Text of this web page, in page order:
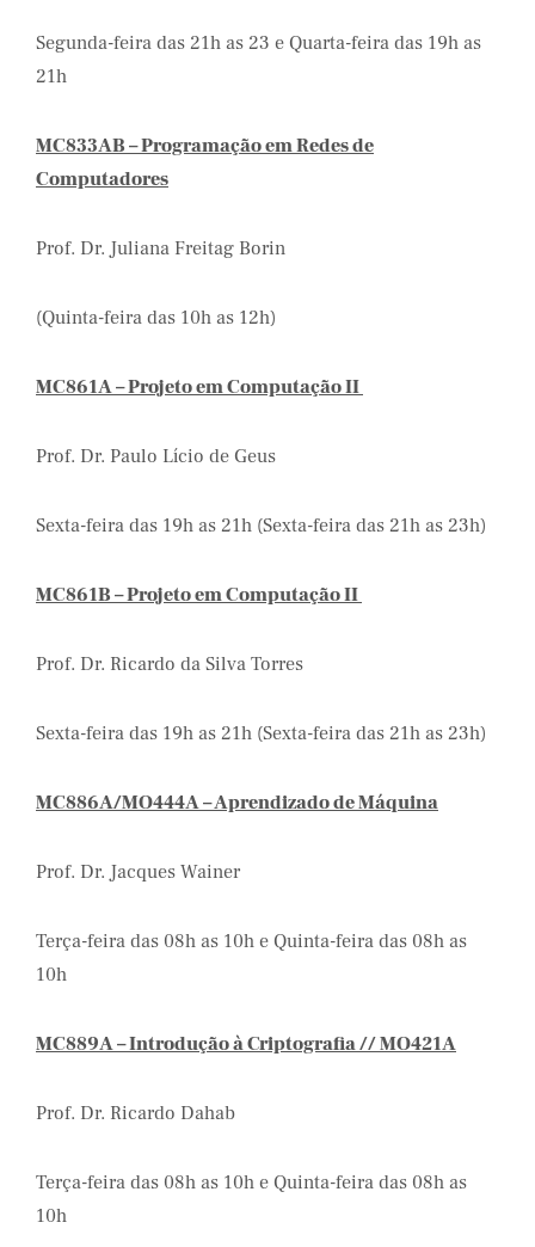
Segunda-feira das 21h as 23 e Quarta-feira das 19h as
21h
MC833AB – Programação em Redes de
Computadores
Prof. Dr. Juliana Freitag Borin
(Quinta-feira das 10h as 12h)
MC861A – Projeto em Computação II
Prof. Dr. Paulo Lício de Geus
Sexta-feira das 19h as 21h (Sexta-feira das 21h as 23h)
MC861B – Projeto em Computação II
Prof. Dr. Ricardo da Silva Torres
Sexta-feira das 19h as 21h (Sexta-feira das 21h as 23h)
MC886A/MO444A – Aprendizado de Máquina
Prof. Dr. Jacques Wainer
Terça-feira das 08h as 10h e Quinta-feira das 08h as
10h
MC889A – Introdução à Criptografia// MO421A
Prof. Dr. Ricardo Dahab
Terça-feira das 08h as 10h e Quinta-feira das 08h as
10h